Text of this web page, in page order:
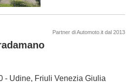
Partner di Automoto.it dal 2013
- Udine, Friuli Venezia Giulia